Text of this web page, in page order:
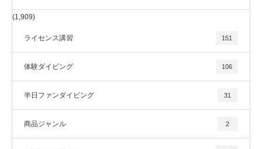
(1,909)
ライセンス講習 151
体験ダイビング 106
半日ファンダイビング 31
商品ジャンル 2